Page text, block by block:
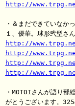
http://
・＆まだできていなか
http://
http://
http://
http://
・MOTOIさんが語り部